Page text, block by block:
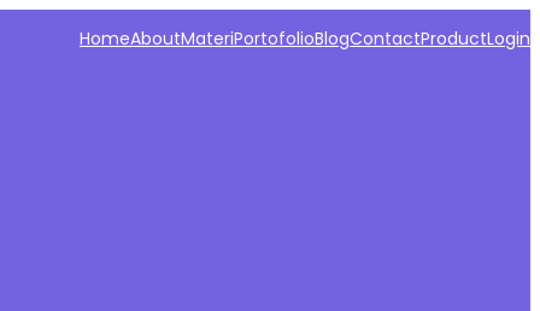
HomeAboutMateriPortofolioBlogContactProductLogin